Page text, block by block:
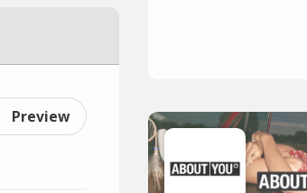
Preview